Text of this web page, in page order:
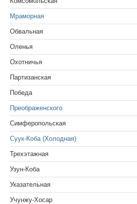
Мраморная
Обвальная
Оленья
Охотничья
Партизанская
Победа
Преображенского
Симферопольская
Суук-Коба (Холодная)
Трехэтажная
Узун-Коба
Указательная
Учунжу-Хосар